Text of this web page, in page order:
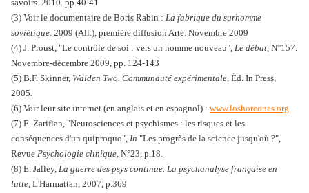
savoirs. 2010. pp.40-41
(3) Voir le documentaire de Boris Rabin : La fabrique du surhomme
soviétique. 2009 (All.), première diffusion Arte. Novembre 2009
(4) J. Proust, "Le contrôle de soi : vers un homme nouveau", Le débat, N°157.
Novembre-décembre 2009, pp. 124-143
(5) B.F. Skinner, Walden Two. Communauté expérimentale, Éd. In Press,
2005.
(6) Voir leur site internet (en anglais et en espagnol) : www.loshorcones.org
(7) E. Zarifian, "Neurosciences et psychismes : les risques et les
conséquences d'un quiproquo", In "Les progrès de la science jusqu'où ?",
Revue Psychologie clinique, N°23, p.18.
(8) E. Jalley, La guerre des psys continue. La psychanalyse française en
lutte, L'Harmattan, 2007, p.369